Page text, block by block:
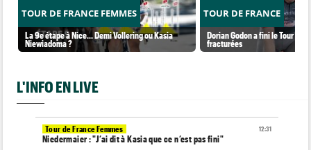
TOUR DE FRANCE FEMMES
La 9e étape à Nice... Demi Vollering ou Kasia
Niewiadoma ?
TOUR DE FRANCE
Dorian Godon a fini le Tour
fracturées
L'INFO EN LIVE
12:31
Tour de France Femmes
Niedermaier : "J’ai dit à Kasia que ce n’est pas fini"